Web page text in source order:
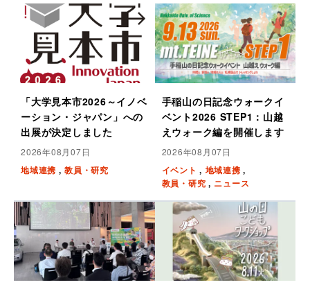
「大学見本市2026～イノベ
ーション・ジャパン」への
出展が決定しました
2026年08月07日
地域連携 教員・研究
手稲山の日記念ウォークイ
ベント2026 STEP1：山越
えウォーク編を開催します
2026年08月07日
イベント
地域連携
教員・研究
ニュース